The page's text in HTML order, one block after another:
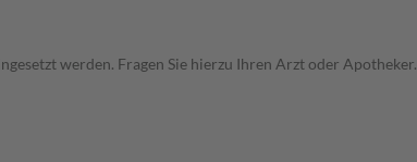
werden. Fragen Sie hierzu Ihren Arzt oder Apotheker.